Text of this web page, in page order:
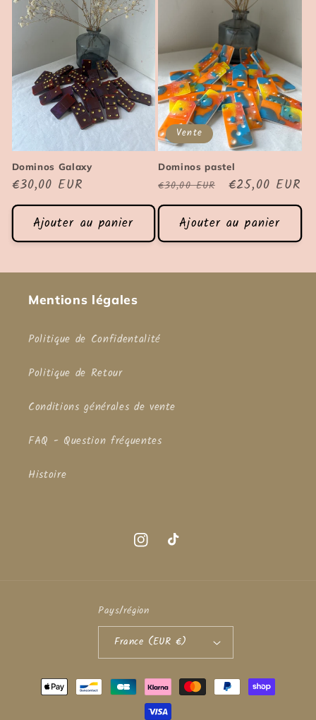
Dominos Galaxy
Prix
habituel
€30,00 EUR
Ajouter au panier
Vente
Dominos pastel
Prix
habituel
€30,00 EUR
Prix
soldé
€25,00 EUR
Ajouter au panier
Mentions légales
Politique de Confidentalité
Politique de Retour
Conditions générales de vente
FAQ - Question fréquentes
Histoire
InstagramTikTok
Pays/région
France (EUR €)
Moyens